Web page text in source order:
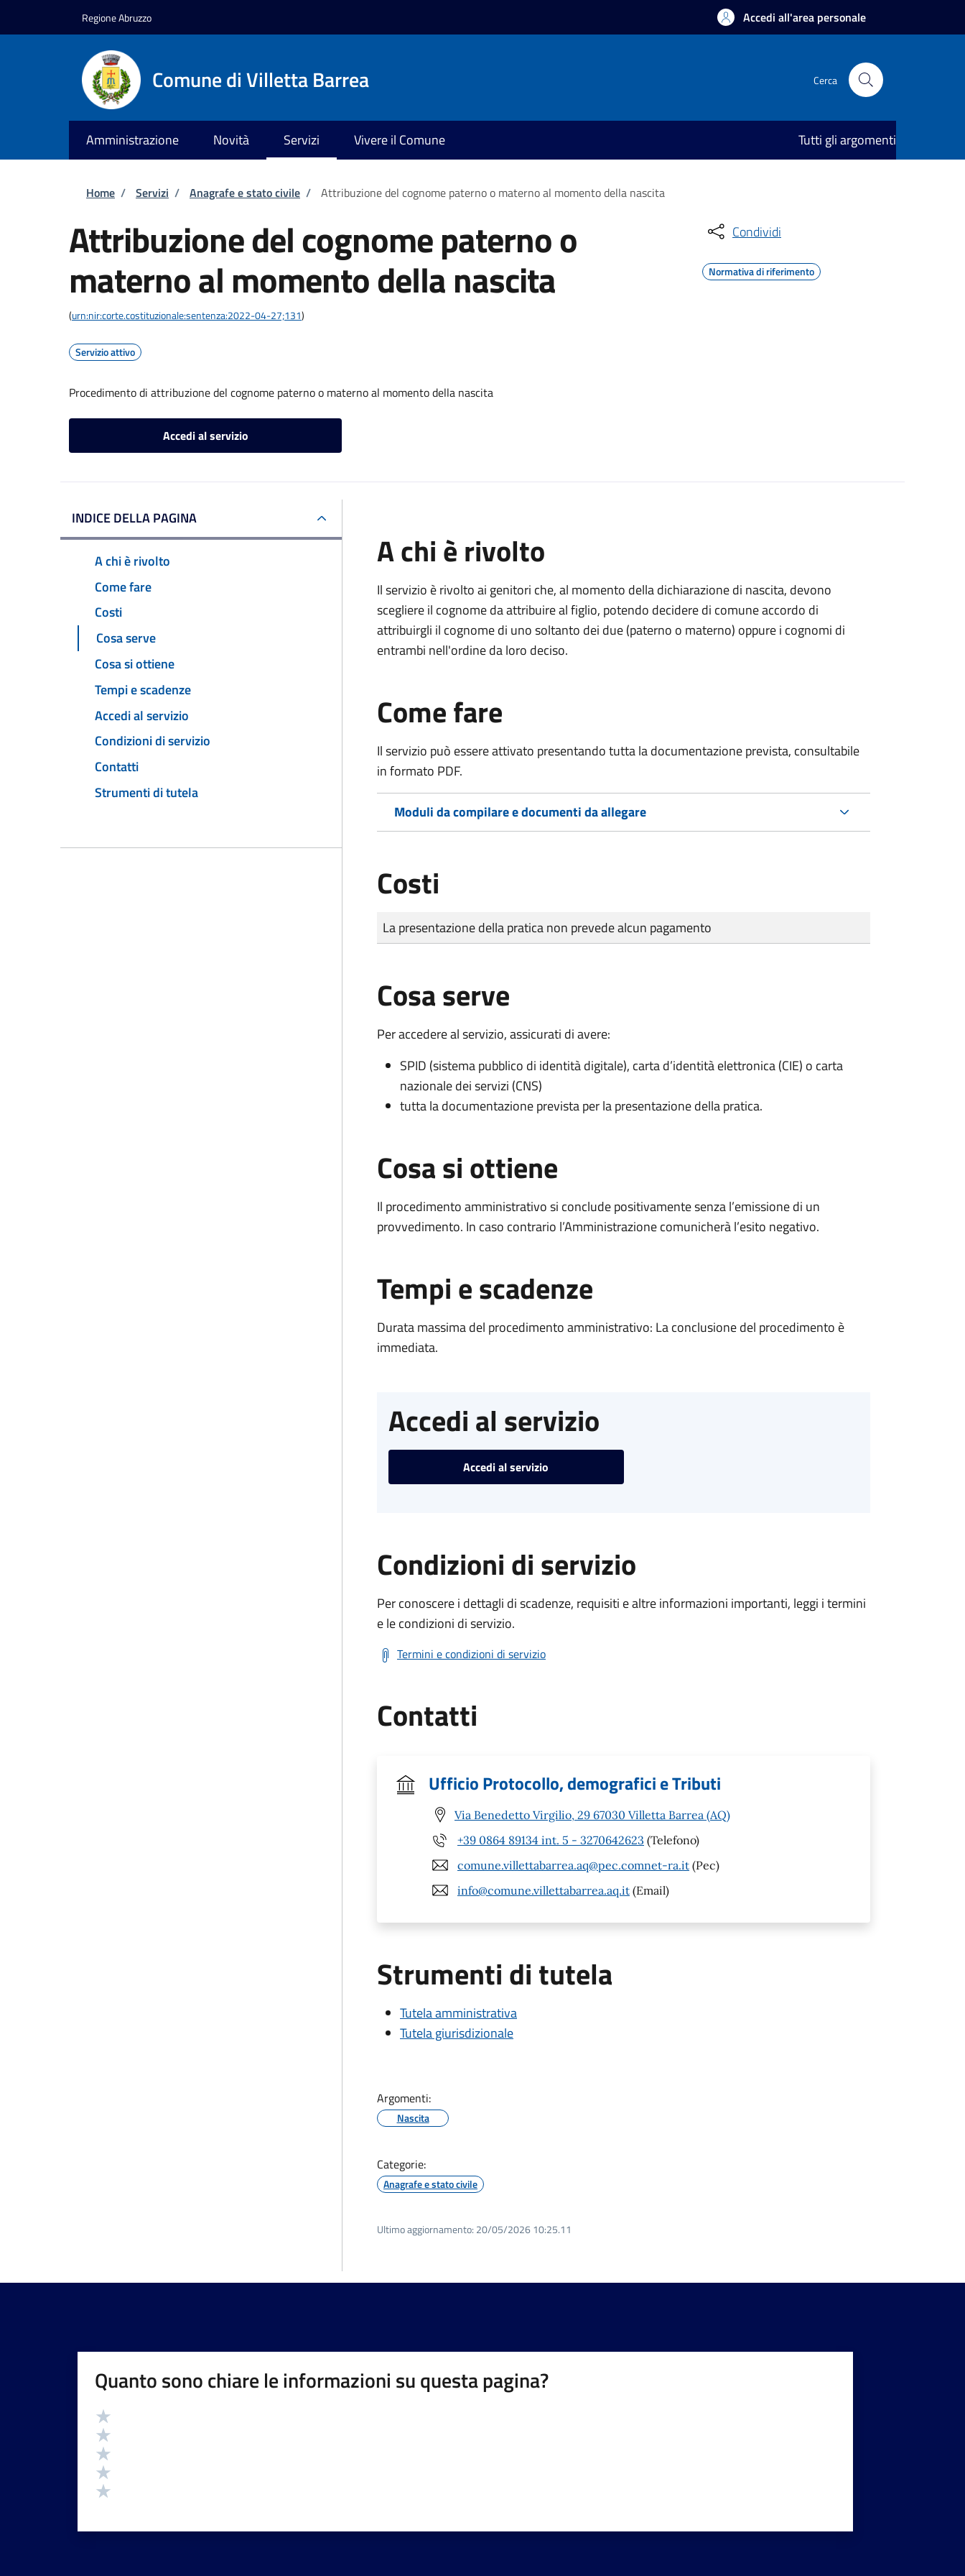
Regione Abruzzo Accedi all'area personale
Comune di Villetta Barrea Cerca
Amministrazione Novità Servizi Vivere il Comune Tutti gli argomenti
Briciole di pane
Home / Servizi / Anagrafe e stato civile / Attribuzione del cognome paterno o materno al momento della nascita
Attribuzione del cognome paterno o
materno al momento della nascita
(urn:nir:corte.costituzionale:sentenza:2022-04-27;131)
Servizio attivo
Procedimento di attribuzione del cognome paterno o materno al momento della nascita
Accedi al servizio
Condividi
Normativa di riferimento
INDICE DELLA PAGINA
A chi è rivolto
Come fare
Costi
Cosa serve
Cosa si ottiene
Tempi e scadenze
Accedi al servizio
Condizioni di servizio
Contatti
Strumenti di tutela
A chi è rivolto
Il servizio è rivolto ai genitori che, al momento della dichiarazione di nascita, devono
scegliere il cognome da attribuire al figlio, potendo decidere di comune accordo di
attribuirgli il cognome di uno soltanto dei due (paterno o materno) oppure i cognomi di
entrambi nell'ordine da loro deciso.
Come fare
Il servizio può essere attivato presentando tutta la documentazione prevista, consultabile
in formato PDF.
Moduli da compilare e documenti da allegare
Costi
Tipo di pagamento
Importo
La presentazione della pratica non prevede alcun pagamento
Cosa serve
Per accedere al servizio, assicurati di avere:
SPID (sistema pubblico di identità digitale), carta d’identità elettronica (CIE) o carta
nazionale dei servizi (CNS)
tutta la documentazione prevista per la presentazione della pratica.
Cosa si ottiene
Il procedimento amministrativo si conclude positivamente senza l’emissione di un
provvedimento. In caso contrario l’Amministrazione comunicherà l’esito negativo.
Tempi e scadenze
Durata massima del procedimento amministrativo: La conclusione del procedimento è
immediata.
Accedi al servizio
Accedi al servizio
Condizioni di servizio
Per conoscere i dettagli di scadenze, requisiti e altre informazioni importanti, leggi i termini
e le condizioni di servizio.
Termini e condizioni di servizio
Contatti
Ufficio Protocollo, demografici e Tributi
Via Benedetto Virgilio, 29 67030 Villetta Barrea (AQ)
+39 0864 89134 int. 5 - 3270642623 (Telefono)
comune.villettabarrea.aq@pec.comnet-ra.it (Pec)
info@comune.villettabarrea.aq.it (Email)
Strumenti di tutela
Tutela amministrativa
Tutela giurisdizionale
Argomenti:
Nascita
Categorie:
Anagrafe e stato civile
Ultimo aggiornamento: 20/05/2026 10:25.11
Quanto sono chiare le informazioni su questa pagina?
Valutazione